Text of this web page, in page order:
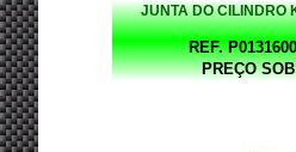
JUNTA DO CILINDRO
REF.
PREÇO